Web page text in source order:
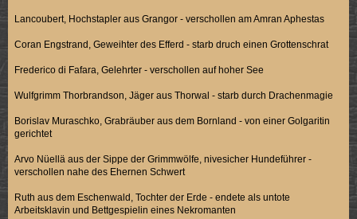
Lancoubert, Hochstapler aus Grangor - verschollen am Amran Aphestas
Coran Engstrand, Geweihter des Efferd - starb druch einen Grottenschrat
Frederico di Fafara, Gelehrter - verschollen auf hoher See
Wulfgrimm Thorbrandson, Jäger aus Thorwal - starb durch Drachenmagie
Borislav Muraschko, Grabräuber aus dem Bornland - von einer Golgaritin
gerichtet
Arvo Nüellä aus der Sippe der Grimmwölfe, nivesicher Hundeführer -
verschollen nahe des Ehernen Schwert
Ruth aus dem Eschenwald, Tochter der Erde - endete als untote
Arbeitsklavin und Bettgespielin eines Nekromanten